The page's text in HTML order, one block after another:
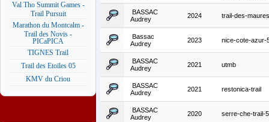
Val Tho Summit Games -
Trail Pursuit
Marathon du Montcalm -
Trail des Novis -
PICaPICA
TIGNES Trail
Trail des Etoiles 05
KMV du Criou
BASSAC
Audrey
2024 trail-des-
Bassac
Audrey
2023 nice-cote-azur-
BASSAC
Audrey
2021 utmb
BASSAC
Audrey
2021 restonica-trail
BASSAC
Audrey
2020 serre-che-trail-